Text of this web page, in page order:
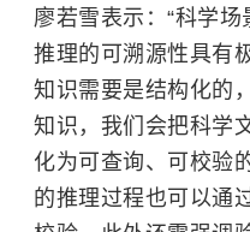
廖若雪表示：“科学
推理的可溯源性具有
知识需要是结构化的
知识，我们会把科学
化为可查询、可校验
的推理过程也可以通